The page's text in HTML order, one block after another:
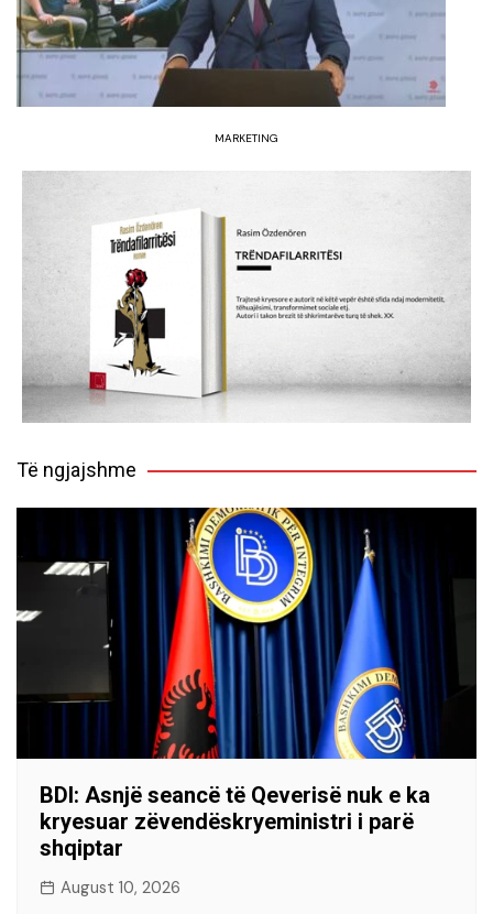
MARKETING
Të ngjajshme
BDI: Asnjë seancë të Qeverisë nuk e ka
kryesuar zëvendëskryeministri i parë
shqiptar
August 10, 2026